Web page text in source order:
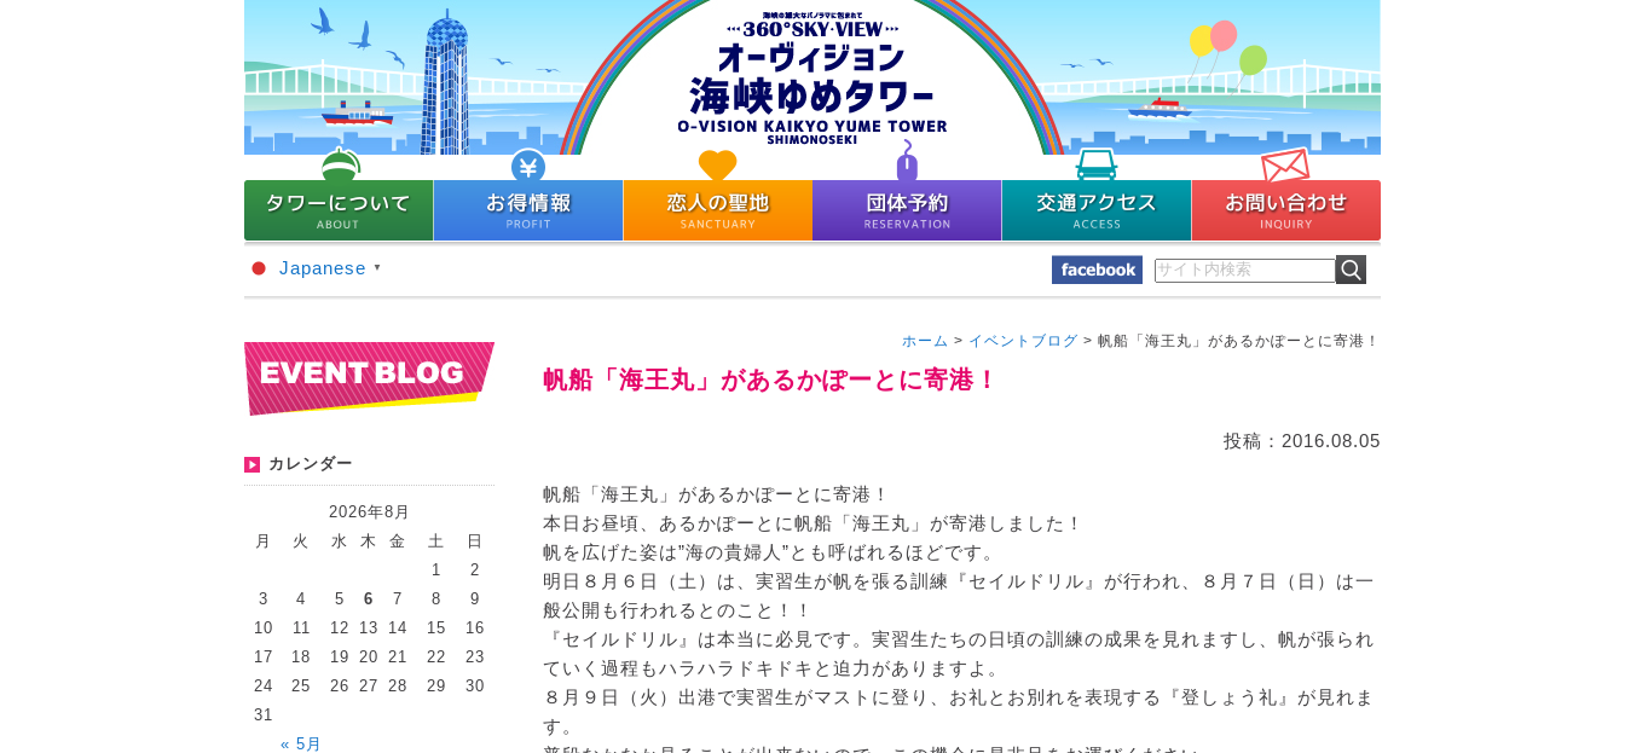
Japanese ▼
カレンダー
2026年8月
月
火 水 木 金 土 日
« 5月
1
2
3
4 5 6 7 8
9
10
11 12 13 14 15
16
17
18 19 20 21 22
23
24
25 26 27 28 29
30
31
ホーム > イベントブログ > 帆船「海王丸」があるかぽーとに寄港！
帆船「海王丸」があるかぽーとに寄港！
投稿：2016.08.05
帆船「海王丸」があるかぽーとに寄港！
本日お昼頃、あるかぽーとに帆船「海王丸」が寄港しました！
帆を広げた姿は”海の貴婦人”とも呼ばれるほどです。
明日８月６日（土）は、実習生が帆を張る訓練『セイルドリル』が行われ、８月７日（日）は一
般公開も行われるとのこと！！
『セイルドリル』は本当に必見です。実習生たちの日頃の訓練の成果を見れますし、帆が張られ
ていく過程もハラハラドキドキと迫力がありますよ。
８月９日（火）出港で実習生がマストに登り、お礼とお別れを表現する『登しょう礼』が見れま
す。